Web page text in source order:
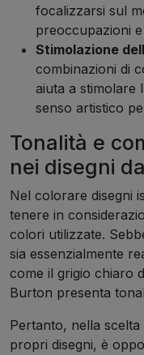
focalizzarsi sul
preoccupazioni
Stimolazione
combinazioni di
aiuta a stimolare
senso artistico
Tonalità e
nei disegni
Nel colorare disegni
tenere in
colori utilizzate.
sia essenzialmente
come il grigio chiaro
Burton presenta
Pertanto, nella scelta
propri disegni, è